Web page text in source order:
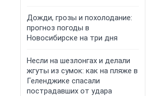
Дожди, грозы и похолодание:
прогноз погоды в
Новосибирске на три дня
Несли на шезлонгах и делали
жгуты из сумок: как на пляже в
Геленджике спасали
пострадавших от удара